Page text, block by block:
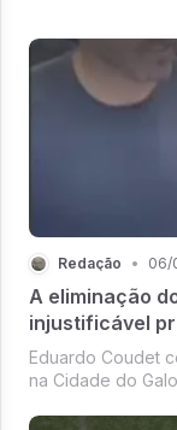
Redação • 06/
A eliminação
injustificável
"Galoucura"
Eduardo Coudet
na Cidade do Galo